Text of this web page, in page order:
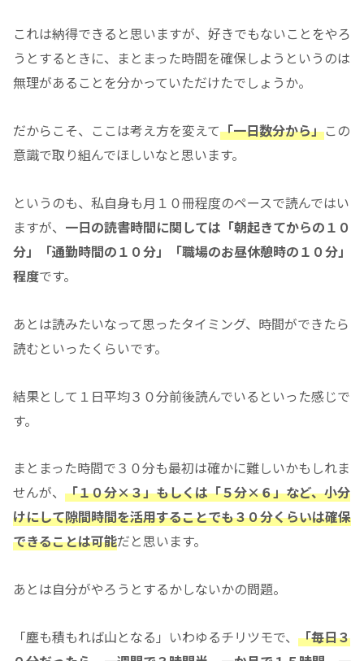
これは納得できると思いますが、好きでもないことをやろ
うとするときに、まとまった時間を確保しようというのは
無理があることを分かっていただけたでしょうか。
だからこそ、ここは考え方を変えて「一日数分から」この
意識で取り組んでほしいなと思います。
というのも、私自身も月１０冊程度のペースで読んではい
ますが、 一日の読書時間に関しては「朝起きてからの１０
分」「通勤時間の１０分」「職場のお昼休憩時の１０分」
程度です。
あとは読みたいなって思ったタイミング、時間ができたら
読むといったくらいです。
結果として１日平均３０分前後読んでいるといった感じで
す。
まとまった時間で３０分も最初は確かに難しいかもしれま
せんが、 「１０分×３」もしくは「５分×６」など、小分
けにして隙間時間を活用することでも３０分くらいは確保
できることは可能だと思います。
あとは自分がやろうとするかしないかの問題。
「塵も積もれば山となる」いわゆるチリツモで、 「毎日３